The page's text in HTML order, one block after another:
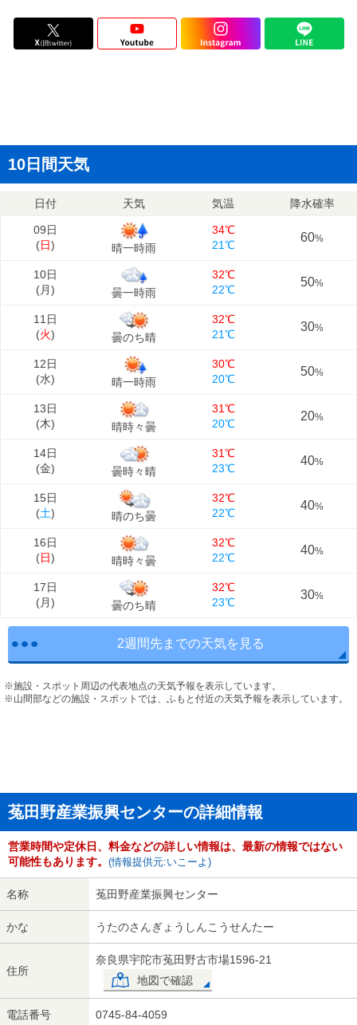
10日間天気
日付 天気 気温 降水確率
09日
(日) 晴一時雨
34℃
21℃
60%
10日
(月) 曇一時雨
32℃
22℃
50%
11日
(火) 曇のち晴
32℃
21℃
30%
12日
(水) 晴一時雨
30℃
20℃
50%
13日
(木) 晴時々曇
31℃
20℃
20%
14日
(金) 曇時々晴
31℃
23℃
40%
15日
(土) 晴のち曇
32℃
22℃
40%
16日
(日) 晴時々曇
32℃
22℃
40%
17日
(月) 曇のち晴
32℃
23℃
30%
2週間先までの天気を見る
※施設・スポット周辺の代表地点の天気予報を表示しています。
※山間部などの施設・スポットでは、ふもと付近の天気予報を表示しています。
菟田野産業振興センターの詳細情報
営業時間や定休日、料金などの詳しい情報は、最新の情報ではない
可能性もあります。 (情報提供元:いこーよ)
名称 菟田野産業振興センター
かな うたのさんぎょうしんこうせんたー
住所
奈良県宇陀市菟田野古市場1596-21
地図で確認
電話番号 0745-84-4059